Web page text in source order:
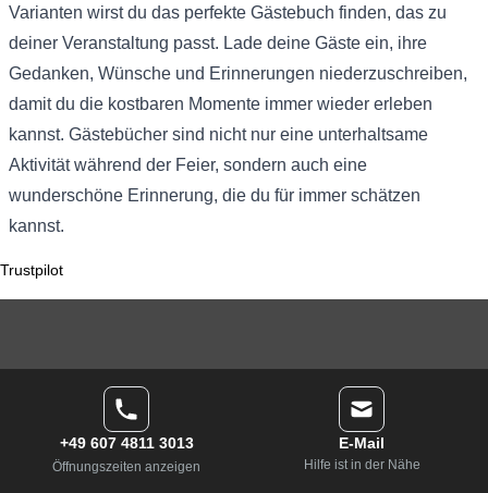
Varianten wirst du das perfekte Gästebuch finden, das zu
deiner Veranstaltung passt. Lade deine Gäste ein, ihre
Gedanken, Wünsche und Erinnerungen niederzuschreiben,
damit du die kostbaren Momente immer wieder erleben
kannst. Gästebücher sind nicht nur eine unterhaltsame
Aktivität während der Feier, sondern auch eine
wunderschöne Erinnerung, die du für immer schätzen
kannst.
Trustpilot
+49 607 4811 3013
Öffnungszeiten anzeigen
E-Mail
Hilfe ist in der Nähe